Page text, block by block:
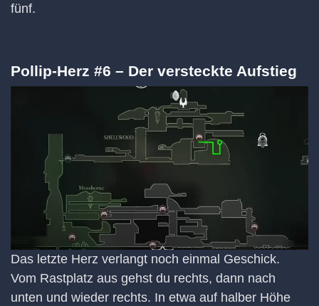
fünf.
Pollip-Herz #6 – Der versteckte Aufstieg
Das letzte Herz verlangt noch einmal Geschick.
Vom Rastplatz aus gehst du rechts, dann nach
unten und wieder rechts. In etwa auf halber Höhe